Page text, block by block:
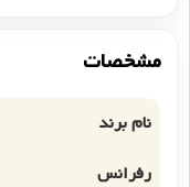
مشخصات
نام برند
رفرانس